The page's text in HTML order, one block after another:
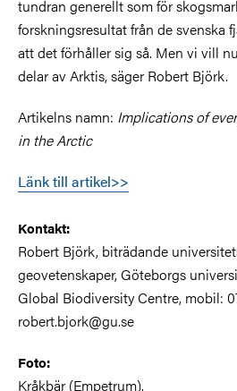
tundran generellt som för
forskningsresultat från de svenska
att det förhåller sig så. Men vi vill
delar av Arktis, säger Robert Björk.
Artikelns namn: Implications of
in the Arctic
Länk till artikel>>
Kontakt:
Robert Björk, biträdande
geovetenskaper, Göteborgs
Global Biodiversity Centre, mobil:
robert.bjork@gu.se
Foto:
Kråkbär (Empetrum).